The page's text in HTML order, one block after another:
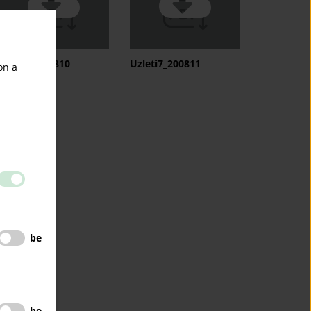
Uzleti7_200811
a
be